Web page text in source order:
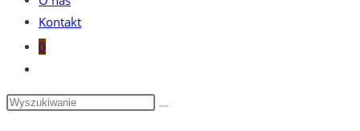
Kontakt
0
website
search